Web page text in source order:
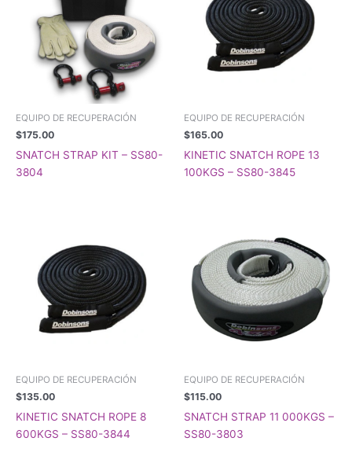
EQUIPO DE RECUPERACIÓN
$175.00
SNATCH STRAP KIT – SS80-
3804
EQUIPO DE RECUPERACIÓN
$165.00
KINETIC SNATCH ROPE 13
100KGS – SS80-3845
EQUIPO DE RECUPERACIÓN
$135.00
KINETIC SNATCH ROPE 8
600KGS – SS80-3844
EQUIPO DE RECUPERACIÓN
$115.00
SNATCH STRAP 11 000KGS –
SS80-3803